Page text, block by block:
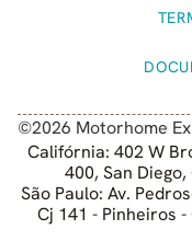
©2026 Motorhome
Califórnia: 402 W
400, San Diego,
São Paulo: Av.
Cj 141 - Pinheiros -